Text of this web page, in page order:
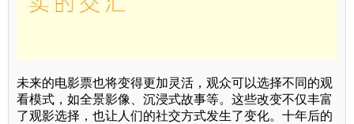
未来的电影票也将变得更加灵活，观众可以选择不同的观
看模式，如全景影像、沉浸式故事等。这些改变不仅丰富
了观影选择，也让人们的社交方式发生了变化。十年后的